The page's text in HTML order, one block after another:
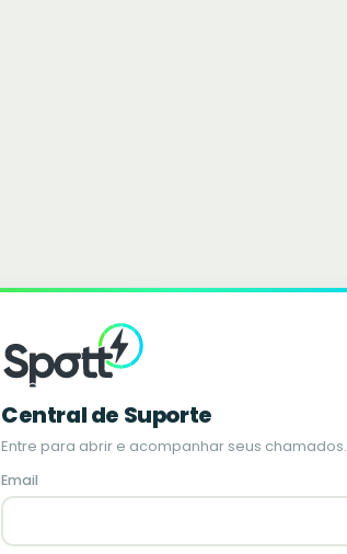
Central de Suporte
Entre para abrir e acompanhar seus chamados.
Email